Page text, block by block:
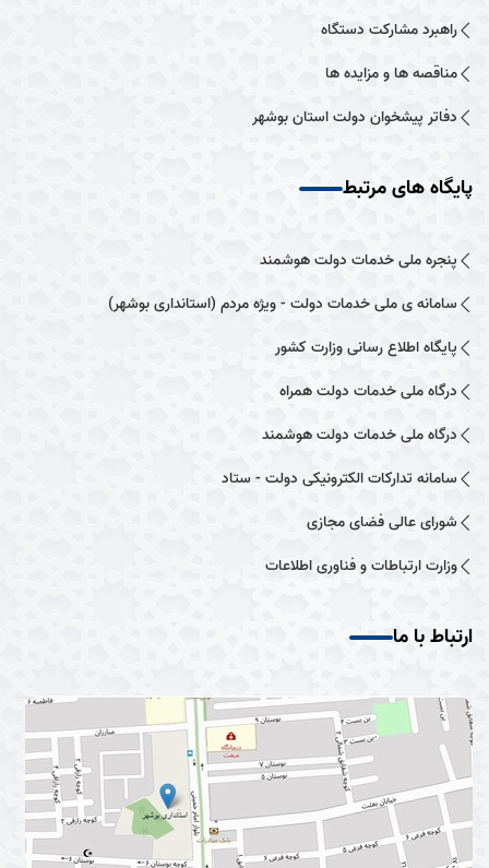
راهبرد مشارکت دستگاه
مناقصه ها و مزایده ها
دفاتر پیشخوان دولت استان بوشهر
پایگاه های مرتبط
پنجره ملی خدمات دولت هوشمند
سامانه ی ملی خدمات دولت - ویژه مردم (استانداری بوشهر)
پایگاه اطلاع رسانی وزارت کشور
درگاه ملی خدمات دولت همراه
درگاه ملی خدمات دولت هوشمند
سامانه تدارکات الکترونیکی دولت - ستاد
شورای عالی فضای مجازی
وزارت ارتباطات و فناوری اطلاعات
ارتباط با ما